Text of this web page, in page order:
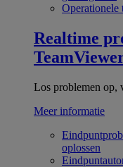
Operationele
Realtime
Los problemen op,
Meer informatie
oplossen